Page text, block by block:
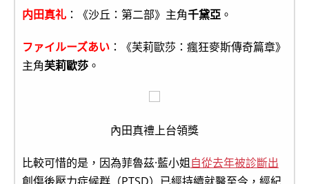
内田真礼 ：《沙丘：第二部》主角千黛亞 。
ファイルーズあい ：《芙莉歐莎：瘋狂麥斯傳奇篇章》
主角芙莉歐莎 。
內田真禮上台領獎
比較可惜的是，因為菲魯茲·藍小姐自從去年被診斷出
創傷後壓力症候群（PTSD）已經持續就醫至今，經紀